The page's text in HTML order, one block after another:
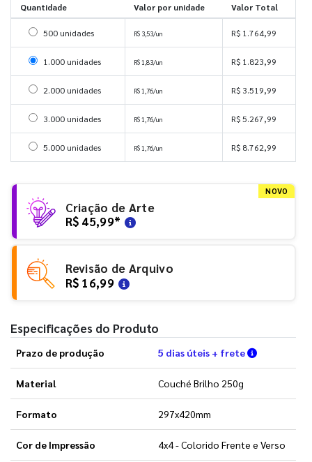
Quantidade Valor por unidade Valor Total
Selecionar 500 unidades
500 unidades R$ 3,53/un R$ 1.764,99
Selecionar 1000 unidades
1.000 unidades R$ 1,83/un R$ 1.823,99
Selecionar 2000 unidades
2.000 unidades R$ 1,76/un R$ 3.519,99
Selecionar 3000 unidades
3.000 unidades R$ 1,76/un R$ 5.267,99
Selecionar 5000 unidades
5.000 unidades R$ 1,76/un R$ 8.762,99
NOVO
Criação de Arte
R$ 45,99*
Revisão de Arquivo
R$ 16,99
Especificações do Produto
Prazo de produção 5 dias úteis + frete Verifique
Material Couché Brilho 250g
Formato 297x420mm
Cor de Impressão 4x4 - Colorido Frente e Verso